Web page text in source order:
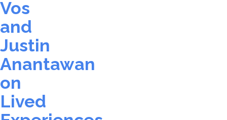
Vos
and
Justin
Anantawan
on
Lived